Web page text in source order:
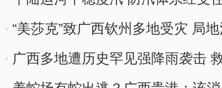
“美莎克”致广西钦州多地受灾 局
广西多地遭历史罕见强降雨袭击